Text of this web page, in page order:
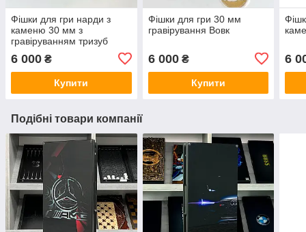
Фішки для гри нарди з
каменю 30 мм з
гравіруванням тризуб
6 000 ₴
Купити
Фішки для гри 30 мм
гравірування Вовк
6 000₴
Купити
6
Подібні товари компанії